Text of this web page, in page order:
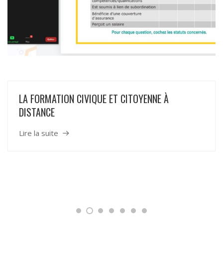
LA FORMATION CIVIQUE ET CITOYENNE À
DISTANCE
Lire la suite